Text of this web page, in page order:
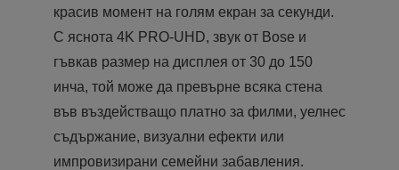
красив момент на голям екран за секунди.
С яснота 4K PRO-UHD, звук от Bose и
гъвкав размер на дисплея от 30 до 150
инча, той може да превърне всяка стена
във въздействащо платно за филми, уелнес
съдържание, визуални ефекти или
импровизирани семейни забавления.